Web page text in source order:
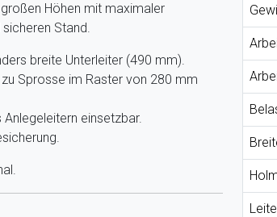
Höhen mit maximaler
Stand.
breite Unterleiter (490 mm).
Sprosse im Raster von 280 mm
einsetzbar.